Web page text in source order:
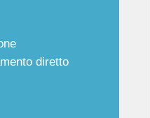
diretto